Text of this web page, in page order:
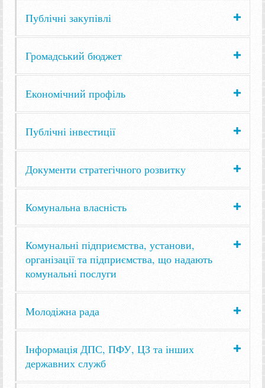
Публічні закупівлі
Громадський бюджет
Економічний профіль
Публічні інвестиції
Документи стратегічного розвитку
Комунальна власність
Комунальні підприємства, установи,
організації та підприємства, що надають
комунальні послуги
Молодіжна рада
Інформація ДПС, ПФУ, ЦЗ та інших
державних служб